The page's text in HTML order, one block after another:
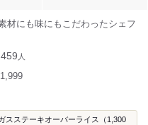
材にも味にもこだわったシェフ
人
スステーキオーバーライス（1,300